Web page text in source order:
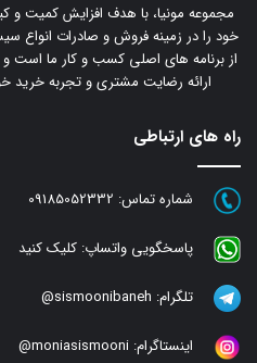
مجموعه مونیا، با هدف افزایش کمیت
خود را در زمینه فروش و صادرات انواع
از برنامه های اصلی کسب و کار ما است
ارائه رضایت مشتری و تجربه
راه های ارتباطی
شماره تماس: 09185052332
پاسخگویی واتساپ: کلیک کنید
تلگرام: sismoonibaneh@
اینستاگرام: moniasismooni@